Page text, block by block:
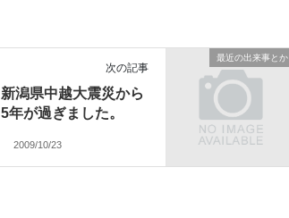
最近の出来事とか
次の記事
新潟県中越大震災から
5年が過ぎました。
2009/10/23